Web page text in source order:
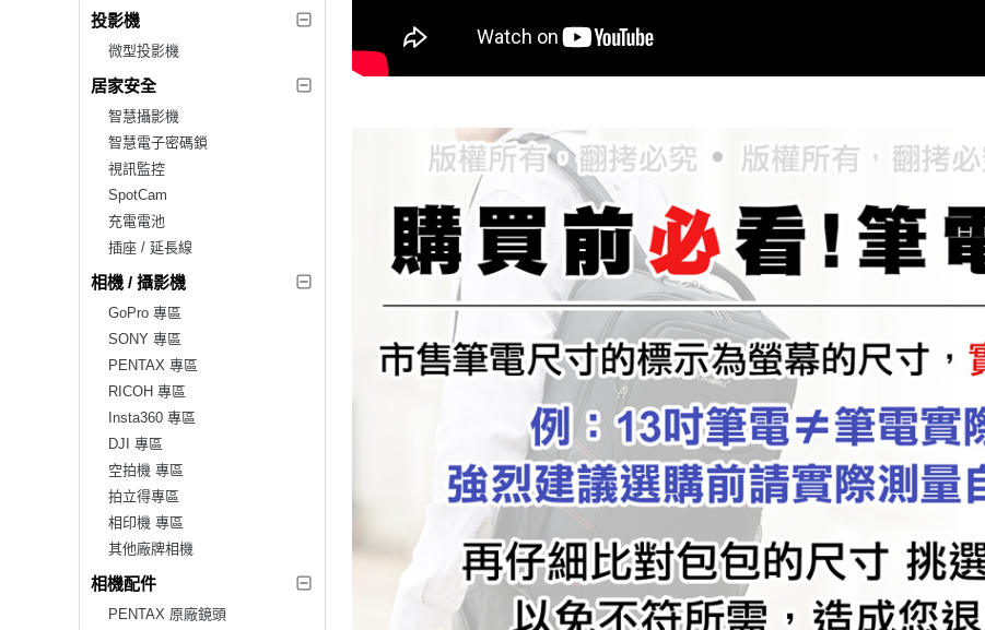
投影機
微型投影機
居家安全
智慧攝影機
智慧電子密碼鎖
視訊監控
SpotCam
充電電池
插座 / 延長線
相機 / 攝影機
GoPro 專區
SONY 專區
PENTAX 專區
RICOH 專區
Insta360 專區
DJI 專區
空拍機 專區
拍立得專區
相印機 專區
其他廠牌相機
相機配件
PENTAX 原廠鏡頭